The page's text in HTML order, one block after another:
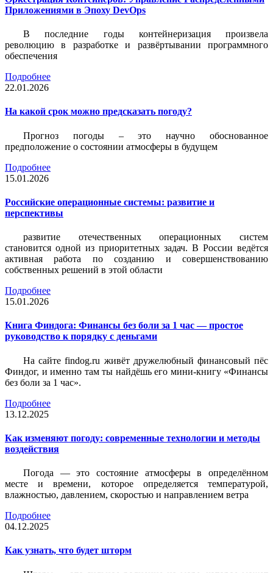
Приложениями в Эпоху DevOps
В последние годы контейнеризация произвела
революцию в разработке и развёртывании программного
обеспечения
Подробнее
22.01.2026
На какой срок можно предсказать погоду?
Прогноз погоды – это научно обоснованное
предположение о состоянии атмосферы в будущем
Подробнее
15.01.2026
Российские операционные системы: развитие и
перспективы
развитие отечественных операционных систем
становится одной из приоритетных задач. В России ведётся
активная работа по созданию и совершенствованию
собственных решений в этой области
Подробнее
15.01.2026
Книга Финдога: Финансы без боли за 1 час — простое
руководство к порядку с деньгами
На сайте findog.ru живёт дружелюбный финансовый пёс
Финдог, и именно там ты найдёшь его мини‑книгу «Финансы
без боли за 1 час».
Подробнее
13.12.2025
Как изменяют погоду: современные технологии и методы
воздействия
Погода — это состояние атмосферы в определённом
месте и времени, которое определяется температурой,
влажностью, давлением, скоростью и направлением ветра
Подробнее
04.12.2025
Как узнать, что будет шторм